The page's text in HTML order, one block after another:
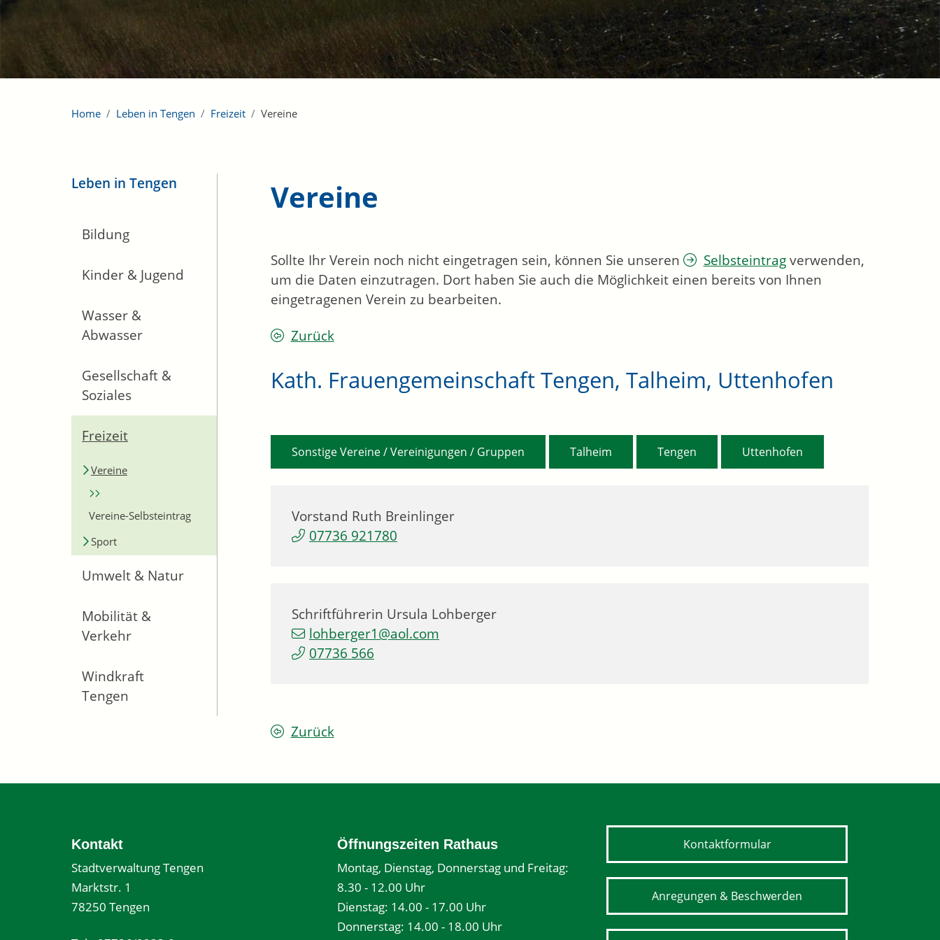
Home Leben in Tengen Freizeit Vereine
Leben in Tengen
Bildung
Kinder & Jugend
Wasser &
Abwasser
Gesellschaft &
Soziales
Freizeit
Vereine
Vereine-Selbsteintrag
Sport
Umwelt & Natur
Mobilität &
Verkehr
Windkraft
Tengen
Vereine
Sollte Ihr Verein noch nicht eingetragen sein, können Sie unseren Selbsteintragverwenden,
um die Daten einzutragen. Dort haben Sie auch die Möglichkeit einen bereits von Ihnen
eingetragenen Verein zu bearbeiten.
Zurück
Kath. Frauengemeinschaft Tengen, Talheim, Uttenhofen
Vorstand Ruth Breinlinger
07736 921780
Schriftführerin Ursula Lohberger
lohberger1@aol.com
07736 566
Sonstige Vereine / Vereinigungen / Gruppen Talheim Tengen Uttenhofen
Zurück
Kontakt
Stadtverwaltung Tengen
Marktstr. 1
78250 Tengen
Öffnungszeiten Rathaus
Montag, Dienstag, Donnerstag und Freitag:
8.30 - 12.00 Uhr
Dienstag: 14.00 - 17.00 Uhr
Donnerstag: 14.00 - 18.00 Uhr
Kontaktformular
Anregungen & Beschwerden